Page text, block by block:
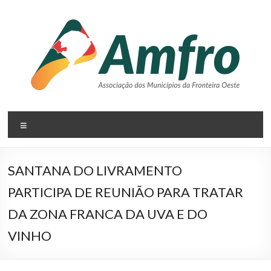
AMFRO
–
Associação
dos
Municípios
da
SANTANA DO LIVRAMENTO
PARTICIPA DE REUNIÃO PARA TRATAR
DA ZONA FRANCA DA UVA E DO
VINHO